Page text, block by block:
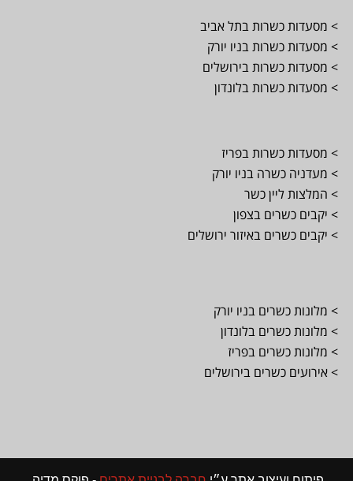
> מסעדות כשרות בתל אביב
> מסעדות כשרות בניו יורק
> מסעדות כשרות בירושלים
> מסעדות כשרות בלונדון
> מסעדות כשרות בפריז
> מעדניה כשרה בניו יורק
> המלצות ליין כשר
> יקבים כשרים בצפון
> יקבים כשרים באיזור ירושלים
> מלונות כשרים בניו יורק
> מלונות כשרים בלונדון
> מלונות כשרים בפריז
> אירועים כשרים בירושלים